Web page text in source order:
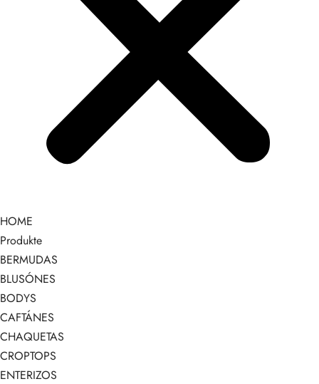
HOME
Produkte
BERMUDAS
BLUSÓNES
BODYS
CAFTÁNES
CHAQUETAS
CROPTOPS
ENTERIZOS